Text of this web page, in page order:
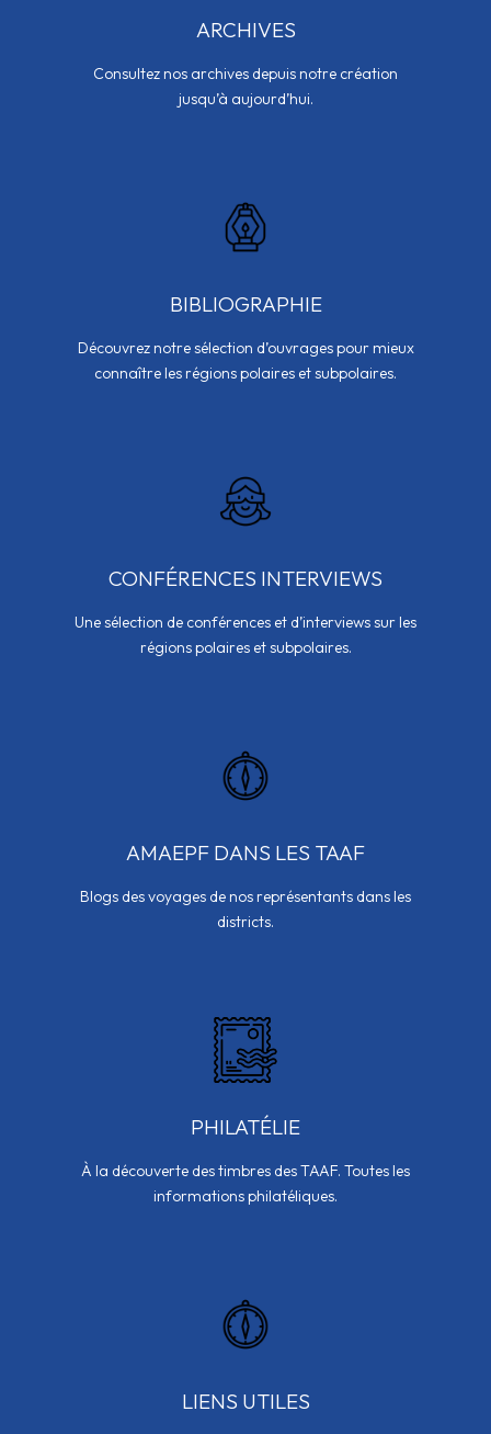
ARCHIVES
Consultez nos archives depuis notre création
jusqu’à aujourd’hui.
BIBLIOGRAPHIE
Découvrez notre sélection d’ouvrages pour mieux
connaître les régions polaires et subpolaires.
CONFÉRENCES INTERVIEWS
Une sélection de conférences et d’interviews sur les
régions polaires et subpolaires.
AMAEPF DANS LES TAAF
Blogs des voyages de nos représentants dans les
districts.
PHILATÉLIE
À la découverte des timbres des TAAF. Toutes les
informations philatéliques.
LIENS UTILES